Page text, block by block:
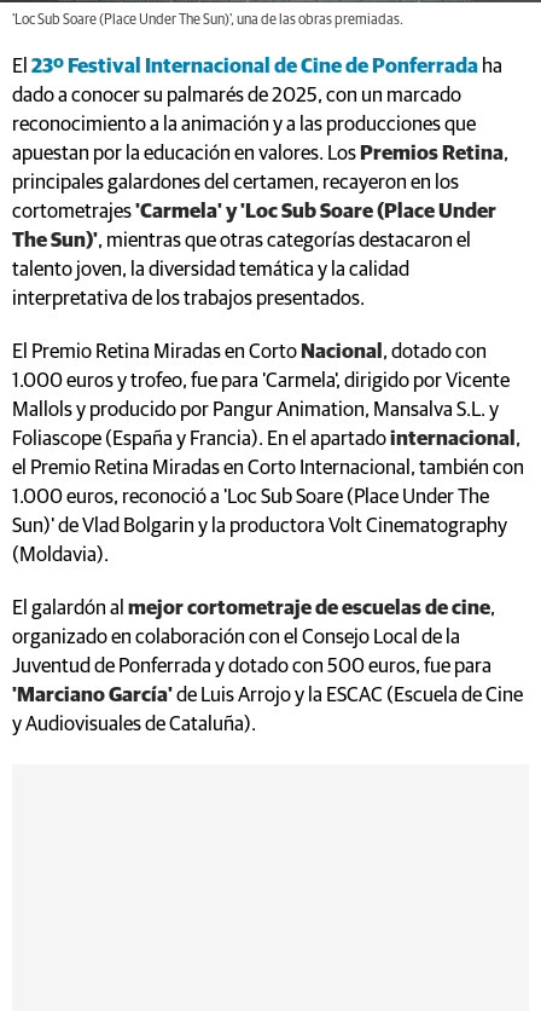
'Loc Sub Soare (Place Under The Sun)', una de las obras premiadas.
El 23º Festival Internacional de Cine de Ponferrada ha
dado a conocer su palmarés de 2025, con un marcado
reconocimiento a la animación y a las producciones que
apuestan por la educación en valores. Los Premios Retina,
principales galardones del certamen, recayeron en los
cortometrajes'Carmela' y 'Loc Sub Soare (Place Under
The Sun)', mientras que otras categorías destacaron el
talento joven, la diversidad temática y la calidad
interpretativa de los trabajos presentados.
El Premio Retina Miradas en Corto Nacional , dotado con
1.000 euros y trofeo, fue para 'Carmela', dirigido por Vicente
Mallols y producido por Pangur Animation, Mansalva S.L. y
Foliascope (España y Francia). En el apartadointernacional ,
el Premio Retina Miradas en Corto Internacional, también con
1.000 euros, reconoció a 'Loc Sub Soare (Place Under The
Sun)' de Vlad Bolgarin y la productora Volt Cinematography
(Moldavia).
El galardón al mejor cortometraje de escuelas de cine,
organizado en colaboración con el Consejo Local de la
Juventud de Ponferrada y dotado con 500 euros, fue para
'Marciano García'de Luis Arrojo y la ESCAC (Escuela de Cine
y Audiovisuales de Cataluña).